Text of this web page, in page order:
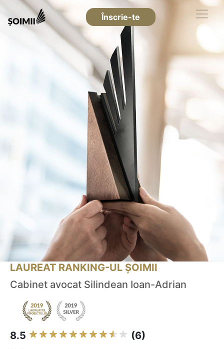
Înscrie-te
LAUREAT RANKING-UL ȘOIMII
Cabinet avocat Silindean Ioan-Adrian
8.5 (6)